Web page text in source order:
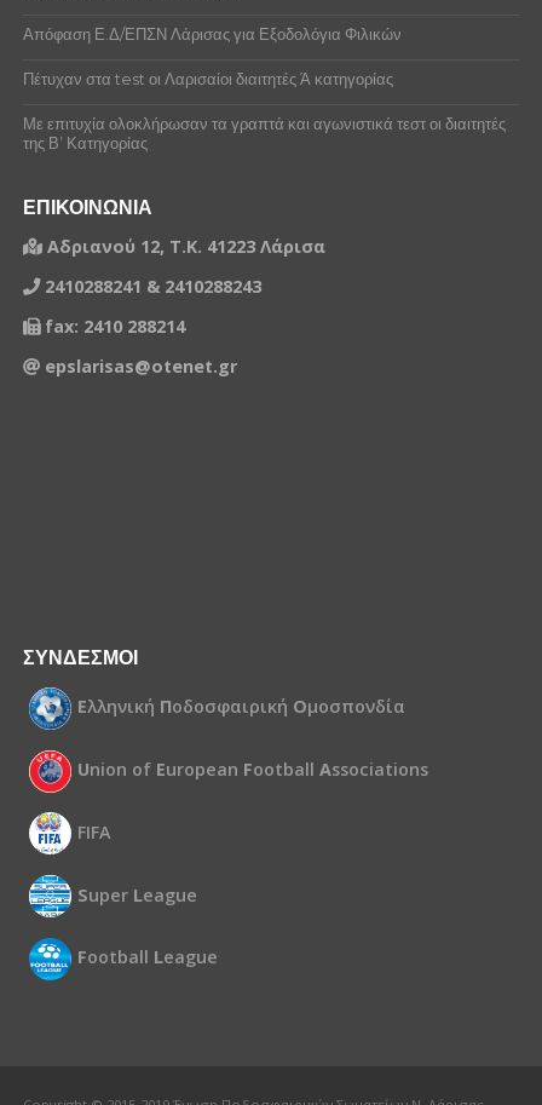
Απόφαση Ε.Δ/ΕΠΣΝ Λάρισας για Εξοδολόγια Φιλικών
Πέτυχαν στα test οι Λαρισαίοι διαιτητές Ά κατηγορίας
Με επιτυχία ολοκλήρωσαν τα γραπτά και αγωνιστικά τεστ οι διαιτητές
της Β’ Κατηγορίας
ΕΠΙΚΟΙΝΩΝΙΑ
Αδριανού 12, Τ.Κ. 41223 Λάρισα
2410288241 & 2410288243
fax: 2410 288214
epslarisas@otenet.gr
ΣΥΝΔΕΣΜΟΙ
Ελληνική Ποδοσφαιρική Ομοσπονδία
Union of European Football Associations
FIFA
Super League
Football League